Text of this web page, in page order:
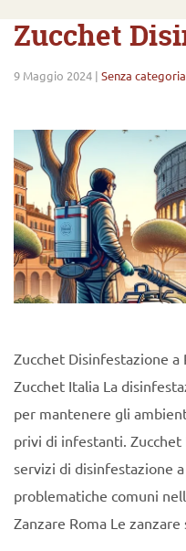
Zucchet
9 Maggio 2024 | Senza categoria
Zucchet Disinfestazione a
Zucchet Italia La
per mantenere gli
privi di infestanti.
servizi di disinfestazione
problematiche comuni
Zanzare Roma Le